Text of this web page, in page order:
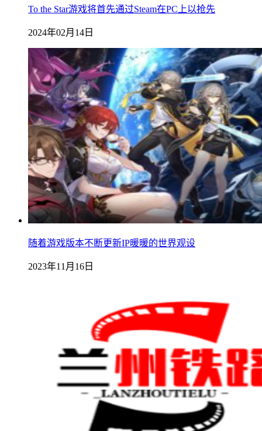
To the Star游戏将首先通过Steam在PC上以抢先
2024年02月14日
随着游戏版本不断更新IP暖暖的世界观设
2023年11月16日